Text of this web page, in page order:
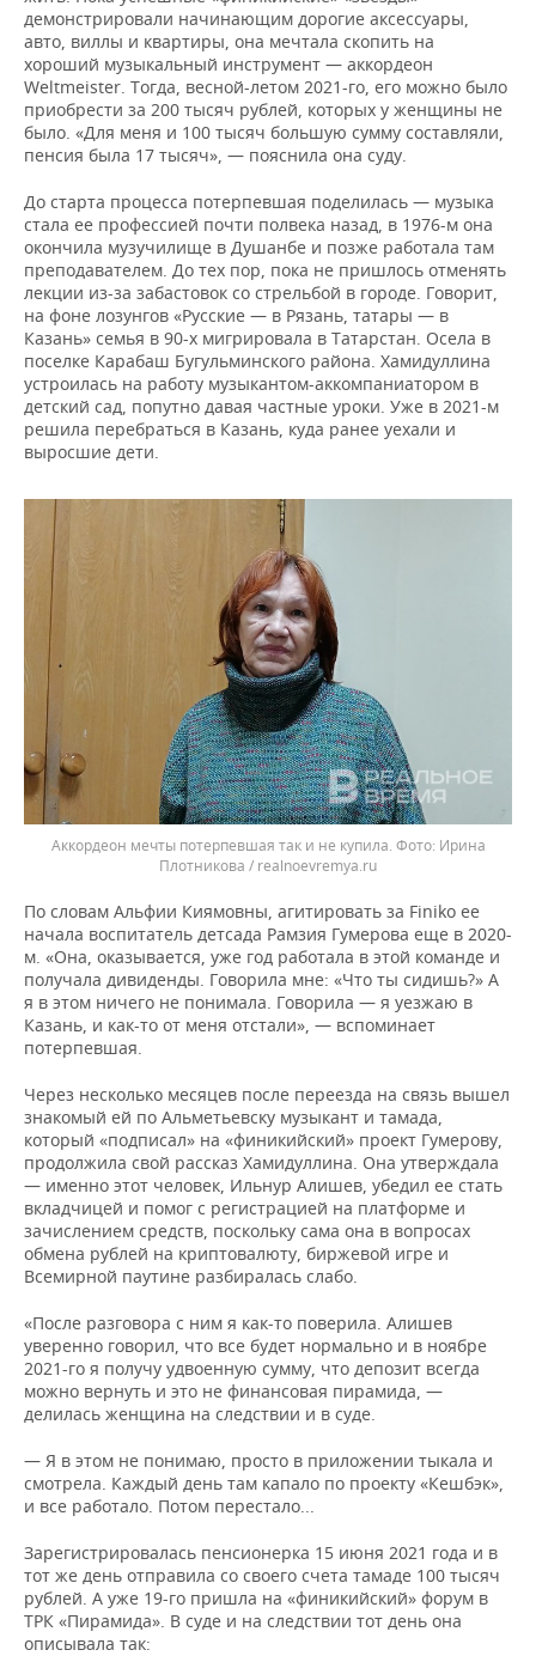
демонстрировали начинающим дорогие аксессуары,
авто, виллы и квартиры, она мечтала скопить на
хороший музыкальный инструмент — аккордеон
Weltmeister. Тогда, весной-летом 2021-го, его можно было
приобрести за 200 тысяч рублей, которых у женщины не
было. «Для меня и 100 тысяч большую сумму составляли,
пенсия была 17 тысяч», — пояснила она суду.
До старта процесса потерпевшая поделилась — музыка
стала ее профессией почти полвека назад, в 1976-м она
окончила музучилище в Душанбе и позже работала там
преподавателем. До тех пор, пока не пришлось отменять
лекции из-за забастовок со стрельбой в городе. Говорит,
на фоне лозунгов «Русские — в Рязань, татары — в
Казань» семья в 90-х мигрировала в Татарстан. Осела в
поселке Карабаш Бугульминского района. Хамидуллина
устроилась на работу музыкантом-аккомпаниатором в
детский сад, попутно давая частные уроки. Уже в 2021-м
решила перебраться в Казань, куда ранее уехали и
выросшие дети.
Аккордеон мечты потерпевшая так и не купила.
Ирина
Плотникова / realnoevremya.ru
По словам Альфии Киямовны, агитировать за Finiko ее
начала воспитатель детсада Рамзия Гумерова еще в 2020-
м. «Она, оказывается, уже год работала в этой команде и
получала дивиденды. Говорила мне: «Что ты сидишь?» А
я в этом ничего не понимала. Говорила — я уезжаю в
Казань, и как-то от меня отстали», — вспоминает
потерпевшая.
Через несколько месяцев после переезда на связь вышел
знакомый ей по Альметьевску музыкант и тамада,
который «подписал» на «финикийский» проект Гумерову,
продолжила свой рассказ Хамидуллина. Она утверждала
— именно этот человек, Ильнур Алишев, убедил ее стать
вкладчицей и помог с регистрацией на платформе и
зачислением средств, поскольку сама она в вопросах
обмена рублей на криптовалюту, биржевой игре и
Всемирной паутине разбиралась слабо.
«После разговора с ним я как-то поверила. Алишев
уверенно говорил, что все будет нормально и в ноябре
2021-го я получу удвоенную сумму, что депозит всегда
можно вернуть и это не финансовая пирамида, —
делилась женщина на следствии и в суде.
— Я в этом не понимаю, просто в приложении тыкала и
смотрела. Каждый день там капало по проекту «Кешбэк»,
и все работало. Потом перестало...
Зарегистрировалась пенсионерка 15 июня 2021 года и в
тот же день отправила со своего счета тамаде 100 тысяч
рублей. А уже 19-го пришла на «финикийский» форум в
ТРК «Пирамида». В суде и на следствии тот день она
описывала так: